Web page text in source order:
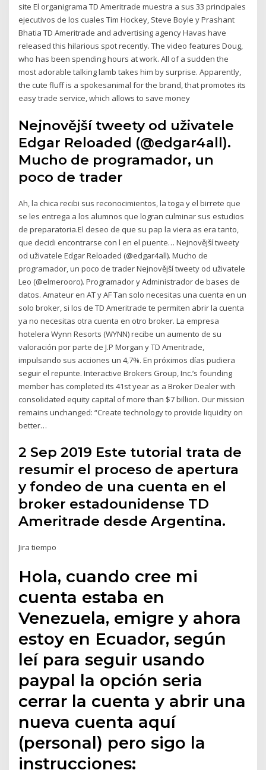
site El organigrama TD Ameritrade muestra a sus 33 principales
ejecutivos de los cuales Tim Hockey, Steve Boyle y Prashant
Bhatia TD Ameritrade and advertising agency Havas have
released this hilarious spot recently. The video features Doug,
who has been spending hours at work. All of a sudden the
most adorable talking lamb takes him by surprise. Apparently,
the cute fluff is a spokesanimal for the brand, that promotes its
easy trade service, which allows to save money
Nejnovější tweety od uživatele
Edgar Reloaded (@edgar4all).
Mucho de programador, un
poco de trader
Ah, la chica recibi sus reconocimientos, la toga y el birrete que
se les entrega a los alumnos que logran culminar sus estudios
de preparatoria.El deseo de que su pap la viera as era tanto,
que decidi encontrarse con l en el puente… Nejnovější tweety
od uživatele Edgar Reloaded (@edgar4all). Mucho de
programador, un poco de trader Nejnovější tweety od uživatele
Leo (@elmerooro). Programador y Administrador de bases de
datos. Amateur en AT y AF Tan solo necesitas una cuenta en un
solo broker, si los de TD Ameritrade te permiten abrir la cuenta
ya no necesitas otra cuenta en otro broker. La empresa
hotelera Wynn Resorts (WYNN) recibe un aumento de su
valoración por parte de J.P Morgan y TD Ameritrade,
impulsando sus acciones un 4,7%. En próximos días pudiera
seguir el repunte. Interactive Brokers Group, Inc.’s founding
member has completed its 41st year as a Broker Dealer with
consolidated equity capital of more than $7 billion. Our mission
remains unchanged: “Create technology to provide liquidity on
better…
2 Sep 2019 Este tutorial trata de
resumir el proceso de apertura
y fondeo de una cuenta en el
broker estadounidense TD
Ameritrade desde Argentina.
Jira tiempo
Hola, cuando cree mi
cuenta estaba en
Venezuela, emigre y ahora
estoy en Ecuador, según
leí para seguir usando
paypal la opción seria
cerrar la cuenta y abrir una
nueva cuenta aquí
(personal) pero sigo la
instrucciones: